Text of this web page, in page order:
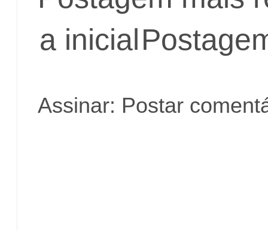
a inicial
Assinar: Postar